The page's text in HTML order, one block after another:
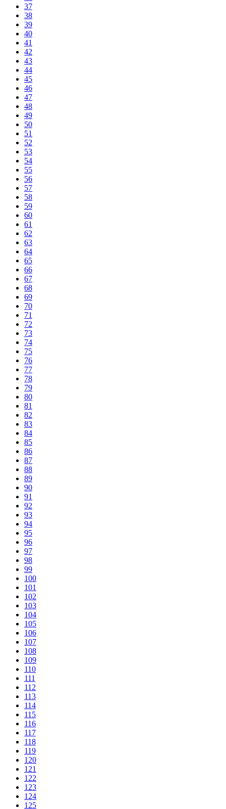
37
38
39
40
41
42
43
44
45
46
47
48
49
50
51
52
53
54
55
56
57
58
59
60
61
62
63
64
65
66
67
68
69
70
71
72
73
74
75
76
77
78
79
80
81
82
83
84
85
86
87
88
89
90
91
92
93
94
95
96
97
98
99
100
101
102
103
104
105
106
107
108
109
110
111
112
113
114
115
116
117
118
119
120
121
122
123
124
125